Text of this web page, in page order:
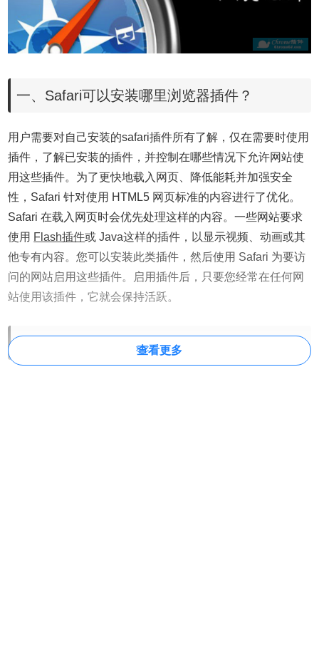
一、 Safari可以安装哪里浏览器插件？
用户需要对自己安装的safari插件所有了解，仅在需要时使用
插件，了解已安装的插件，并控制在哪些情况下允许网站使
用这些插件。为了更快地载入网页、降低能耗并加强安全
性，Safari 针对使用 HTML5 网页标准的内容进行了优化。
Safari 在载入网页时会优先处理这样的内容。一些网站要求
使用 Flash插件或 Java这样的插件，以显示视频、动画或其
他专有内容。您可以安装此类插件，然后使用 Safari 为要访
问的网站启用这些插件。启用插件后，只要您经常在任何网
站使用该插件，它就会保持活跃。
二、Safari浏览器安装safari插件的方法步骤
查看更多